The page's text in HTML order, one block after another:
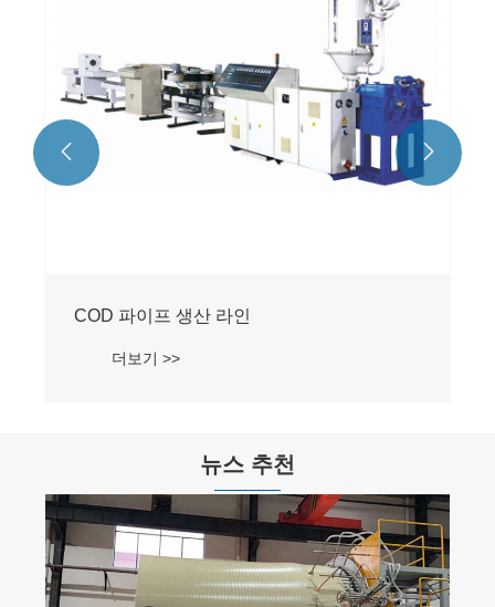
 
뉴스 추천
더 환경 친화적 인 PE 파이프 또는 플라스틱
파이프는 무엇입니까?